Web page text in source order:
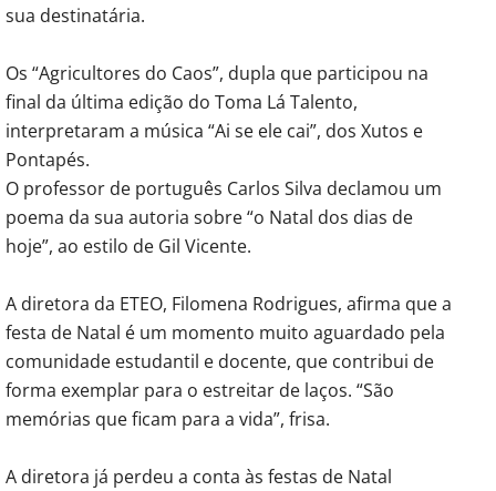
sua destinatária.
Os “Agricultores do Caos”, dupla que participou na
final da última edição do Toma Lá Talento,
interpretaram a música “Ai se ele cai”, dos Xutos e
Pontapés.
O professor de português Carlos Silva declamou um
poema da sua autoria sobre “o Natal dos dias de
hoje”, ao estilo de Gil Vicente.
A diretora da ETEO, Filomena Rodrigues, afirma que a
festa de Natal é um momento muito aguardado pela
comunidade estudantil e docente, que contribui de
forma exemplar para o estreitar de laços. “São
memórias que ficam para a vida”, frisa.
A diretora já perdeu a conta às festas de Natal